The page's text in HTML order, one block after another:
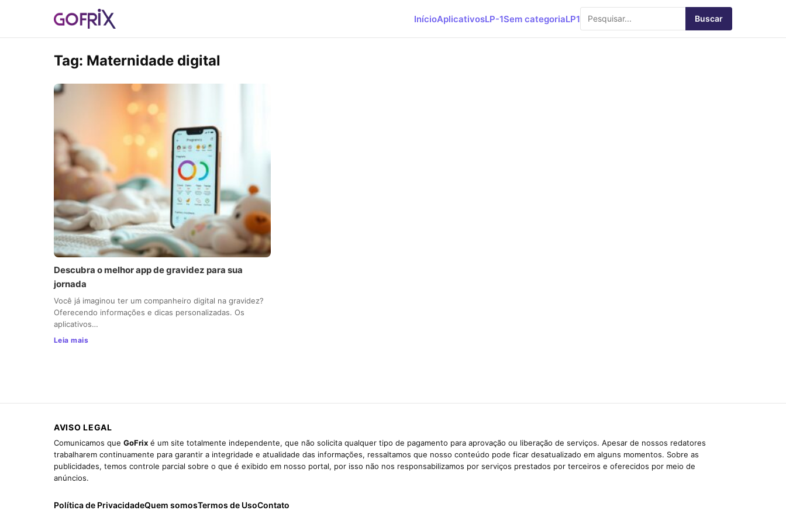
InícioAplicativosLP-1Sem categoriaLP1 Buscar
Tag: Maternidade digital
Descubra o melhor app de gravidez para sua
jornada
Você já imaginou ter um companheiro digital na gravidez?
Oferecendo informações e dicas personalizadas. Os
aplicativos…
Leia mais
AVISO LEGAL
Comunicamos que GoFrix é um site totalmente independente, que não solicita qualquer tipo de pagamento para aprovação ou liberação de serviços. Apesar de nossos redatores
trabalharem continuamente para garantir a integridade e atualidade das informações, ressaltamos que nosso conteúdo pode ficar desatualizado em alguns momentos. Sobre as
publicidades, temos controle parcial sobre o que é exibido em nosso portal, por isso não nos responsabilizamos por serviços prestados por terceiros e oferecidos por meio de
anúncios.
Política de PrivacidadeQuem somosTermos de UsoContato